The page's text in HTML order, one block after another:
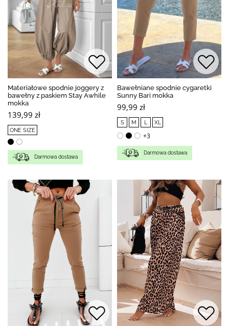
Materiałowe spodnie joggery z
bawełny z paskiem Stay Awhile
mokka
139,99 zł
ONE SIZE
Darmowa dostawa
Bawełniane spodnie cygaretki
Sunny Bari mokka
99,99 zł
S M L XL
+3
Darmowa dostawa